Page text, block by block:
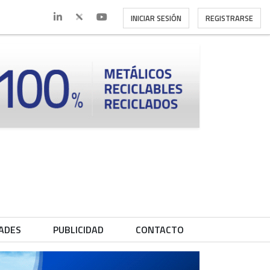
INICIAR SESIÓN REGISTRARSE
PUBLICIDAD CONTACTO